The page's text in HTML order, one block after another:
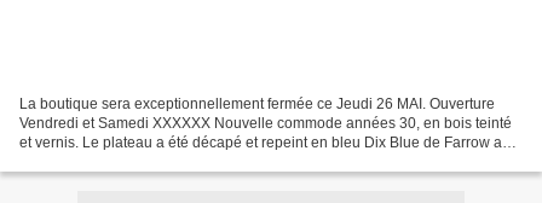
La boutique sera exceptionnellement fermée ce Jeudi 26 MAI. Ouverture
Vendredi et Samedi XXXXXX Nouvelle commode années 30, en bois teinté
et vernis. Le plateau a été décapé et repeint en bleu Dix Blue de Farrow and